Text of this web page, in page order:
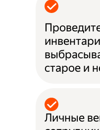
старое и
Личные